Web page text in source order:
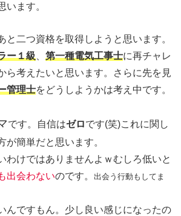
います。
二つ資格を取得しようと思います。
ー１級 第一種電気工事士に再チャレ
ら考えたいと思います。さらに先を見
管理士をどうしようかは考え中です。
です。自信はゼロです(笑)これに関し
が簡単だと思います。
わけではありませんよｗむしろ低いと
出会わないのです。 出会う行動もしてま
んですもん。少し良い感じになったの